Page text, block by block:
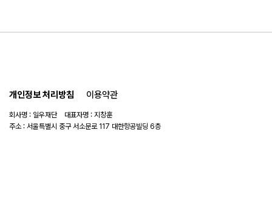
개인정보 처리방침 이용약관
회사명 : 일우재단 대표자명 : 지창훈
주소 : 서울특별시 중구 서소문로 117 대한항공빌딩 6층